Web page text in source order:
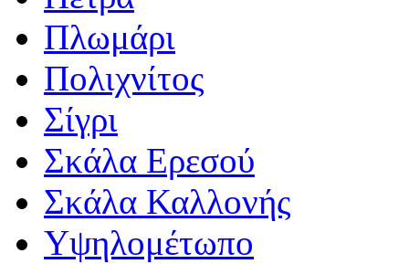
Πλωμάρι
Πολιχνίτος
Σίγρι
Σκάλα Ερεσού
Σκάλα Καλλονής
Υψηλομέτωπο